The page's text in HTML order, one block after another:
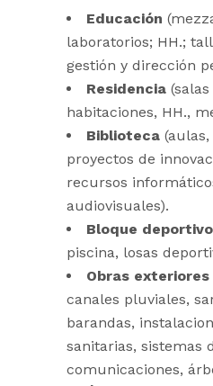
Educación
laboratorios; HH.;
gestión y dirección
Residencia
habitaciones, HH.,
Biblioteca
proyectos de
recursos
audiovisuales).
Bloque deportivo
piscina, losas
Obras exteriores
canales pluviales,
barandas,
sanitarias, sistemas
comunicaciones,